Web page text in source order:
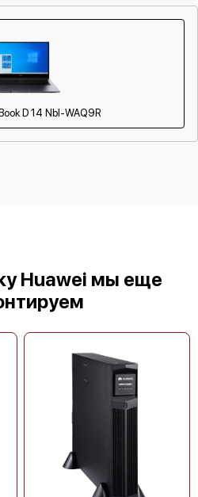
350 р от 60 мин
700 р
D 14 Nbl-WAQ9R
Huawei мы еще